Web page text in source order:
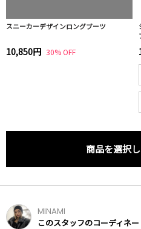
スニーカーデザインロングブーツ
10,850円 30% OFF
商品を選択
MINAMI
このスタッフのコーディネー